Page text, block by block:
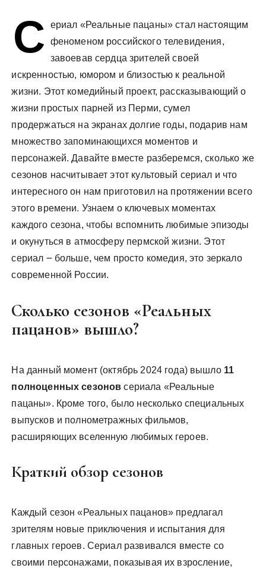
С
ериал «Реальные пацаны» стал настоящим
феноменом российского телевидения,
завоевав сердца зрителей своей
искренностью, юмором и близостью к реальной
жизни. Этот комедийный проект, рассказывающий о
жизни простых парней из Перми, сумел
продержаться на экранах долгие годы, подарив нам
множество запоминающихся моментов и
персонажей. Давайте вместе разберемся, сколько же
сезонов насчитывает этот культовый сериал и что
интересного он нам приготовил на протяжении всего
этого времени. Узнаем о ключевых моментах
каждого сезона, чтобы вспомнить любимые эпизоды
и окунуться в атмосферу пермской жизни. Этот
сериал ౼ больше, чем просто комедия, это зеркало
современной России.
Сколько сезонов «Реальных
пацанов» вышло?
На данный момент (октябрь 2024 года) вышло 11
полноценных сезонов сериала «Реальные
пацаны». Кроме того, было несколько специальных
выпусков и полнометражных фильмов,
расширяющих вселенную любимых героев.
Краткий обзор сезонов
Каждый сезон «Реальных пацанов» предлагал
зрителям новые приключения и испытания для
главных героев. Сериал развивался вместе со
своими персонажами, показывая их взросление,